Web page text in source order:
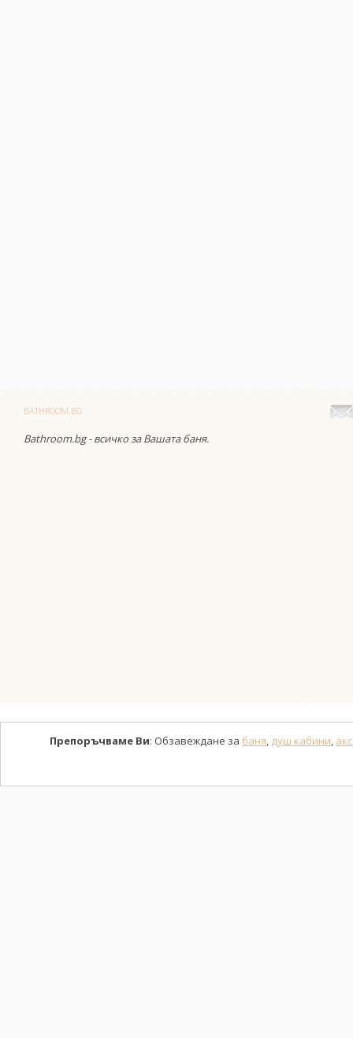
BATHROOM.BG
Bathroom.bg - всичко за Вашата баня.
Препоръчваме Ви: Обзавеждане за баня, душ кабини,